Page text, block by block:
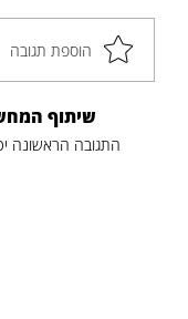
הוספת תגובה
שיתוף
התגובה הראשונה